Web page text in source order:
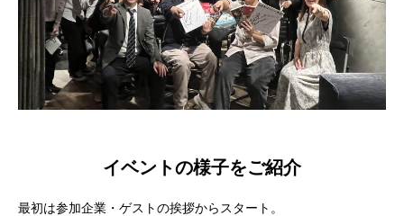
イベントの様子をご紹介
最初は参加企業・ゲストの挨拶からスタート。